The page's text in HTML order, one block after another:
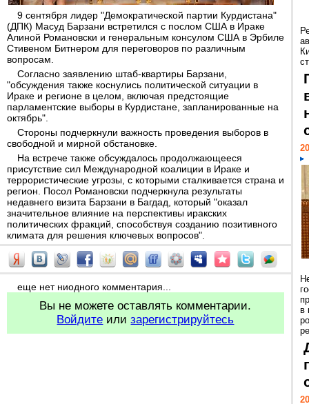
9 сентября лидер "Демократической партии Курдистана"
(ДПК) Масуд Барзани встретился с послом США в Ираке
Алиной Романовски и генеральным консулом США в Эрбиле
Стивеном Битнером для переговоров по различным
вопросам.
Согласно заявлению штаб-квартиры Барзани,
"обсуждения также коснулись политической ситуации в
Ираке и регионе в целом, включая предстоящие
парламентские выборы в Курдистане, запланированные на
октябрь".
Стороны подчеркнули важность проведения выборов в
свободной и мирной обстановке.
На встрече также обсуждалось продолжающееся
присутствие сил Международной коалиции в Ираке и
террористические угрозы, с которыми сталкивается страна и
регион. Посол Романовски подчеркнула результаты
недавнего визита Барзани в Багдад, который "оказал
значительное влияние на перспективы иракских
политических фракций, способствуя созданию позитивного
климата для решения ключевых вопросов".
еще нет ниодного комментария...
Вы не можете оставлять комментарии.
Войдите илизарегистрируйтесь
в